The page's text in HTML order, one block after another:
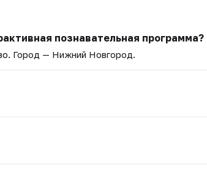
познавательная программа?
. Город — Нижний Новгород.